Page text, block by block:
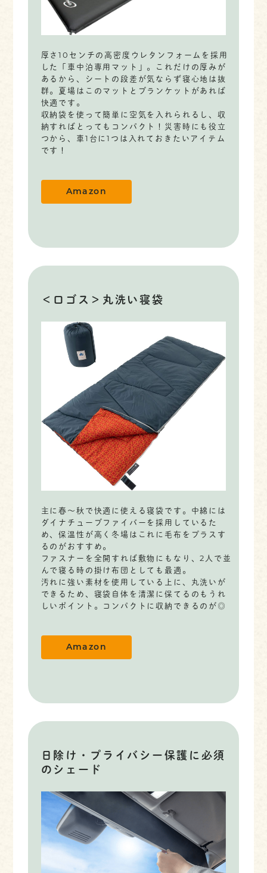
厚さ10センチの高密度ウレタンフォームを採用
した「車中泊専用マット」。これだけの厚みが
あるから、シートの段差が気ならず寝心地は抜
群。夏場はこのマットとブランケットがあれば
快適です。
収納袋を使って簡単に空気を入れられるし、収
納すればとってもコンパクト！災害時にも役立
つから、車1台に1つは入れておきたいアイテム
です！
Amazon
＜ロゴス＞丸洗い寝袋
主に春〜秋で快適に使える寝袋です。中綿には
ダイナチューブファイバーを採用しているた
め、保温性が高く冬場はこれに毛布をプラスす
るのがおすすめ。
ファスナーを全開すれば敷物にもなり、2人で並
んで寝る時の掛け布団としても最適。
汚れに強い素材を使用している上に、丸洗いが
できるため、寝袋自体を清潔に保てるのもうれ
しいポイント。コンパクトに収納できるのが◎
Amazon
日除け・プライバシー保護に必須
のシェード